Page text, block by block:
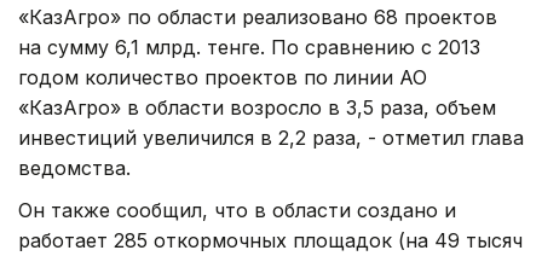
«КазАгро» по области реализовано 68 проектов
на сумму 6,1 млрд. тенге. По сравнению с 2013
годом количество проектов по линии АО
«КазАгро» в области возросло в 3,5 раза, объем
инвестиций увеличился в 2,2 раза, - отметил глава
ведомства.
Он также сообщил, что в области создано и
работает 285 откормочных площадок (на 49 тысяч